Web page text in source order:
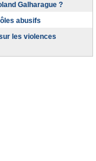
Galharague ?
abusifs
les violences